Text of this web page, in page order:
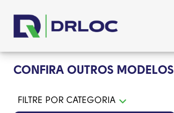
CONFIRA OUTROS MODELOS
FILTRE POR CATEGORIA